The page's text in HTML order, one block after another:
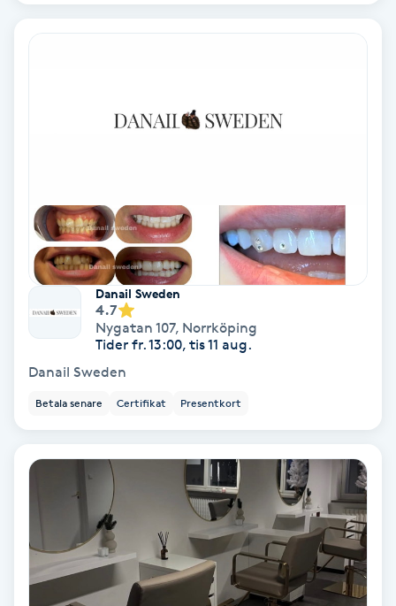
Coachning
Dermapen
Diamantslipning
Enzympeeling
Extensions
Eyeliner-tatuering
Face framing
Danail Sweden
4.7
Nygatan 107, Norrköping
Tider fr. 13:00, tis 11 aug.
Danail Sweden
Betala senare Certifikat Presentkort